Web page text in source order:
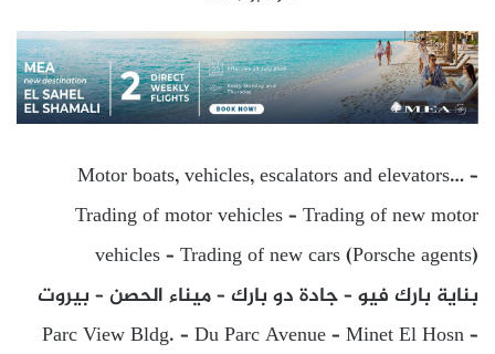
Motor boats, vehicles, escalators and elevators… –
Trading of motor vehicles – Trading of new motor
vehicles – Trading of new cars (Porsche agents)
بناية بارك فيو – جادة دو بارك – ميناء الحصن – بيروت
Parc View Bldg. – Du Parc Avenue – Minet El Hosn –